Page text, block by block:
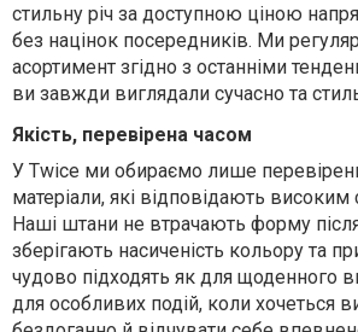
стильну річ за доступною ціною
без націнок посередників. Ми
асортимент згідно з останніми
ви завжди виглядали сучасно та
Якість, перевірена часом
У Twice ми обираємо лише
матеріали, які відповідають високим
Наші штани не втрачають форму
зберігають насиченість кольору та
чудово підходять як для щоденного
для особливих подій, коли хочеться